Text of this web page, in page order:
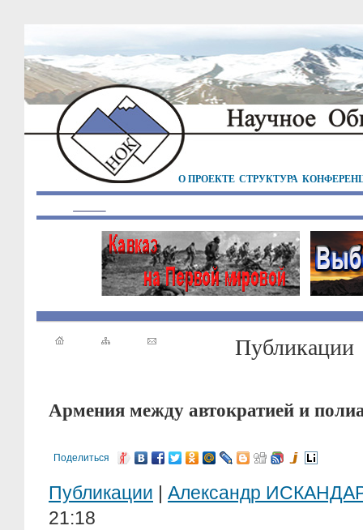
О ПРОЕКТЕ СТРУКТУРА
Публикации
Армения между автократией и
Поделиться
Публикации | Александр
21:18